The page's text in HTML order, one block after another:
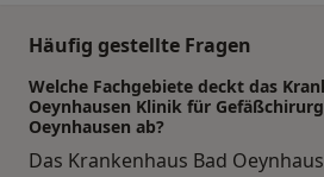
Häufig gestellte Fragen
Welche Fachgebiete deckt das
Oeynhausen Klinik für
Oeynhausen ab?
Das Krankenhaus Bad